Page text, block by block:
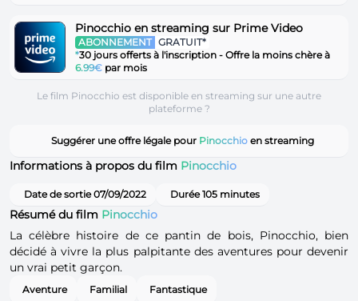
Pinocchio en streaming sur Prime Video
ABONNEMENT GRATUIT*
*30 jours offerts à l'inscription - Offre la moins chère à
6.99€ par mois
Le film Pinocchio est disponible en streaming sur une autre
plateforme ?
Suggérer une offre légale pour Pinocchioen streaming
Informations à propos du film Pinocchio
Date de sortie 07/09/2022 Durée 105 minutes
Résumé du film Pinocchio
La célèbre histoire de ce pantin de bois, Pinocchio, bien
décidé à vivre la plus palpitante des aventures pour devenir
un vrai petit garçon.
Aventure Familial Fantastique